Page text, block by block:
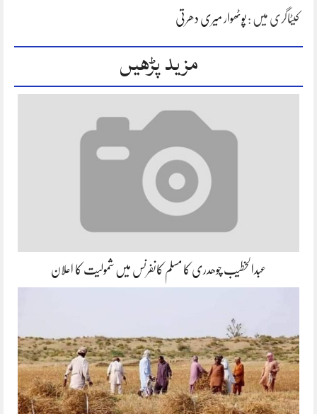
کیٹاگری میں :پوٹھوار میری دھرتی
مزید پڑھیں
عبدالخطیب چوھدری کا مسلم کانفرنس میں شمولیت کا اعلان